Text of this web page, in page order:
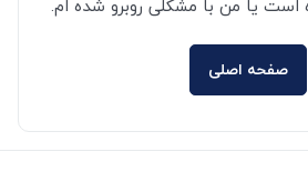
صفحه اصلی